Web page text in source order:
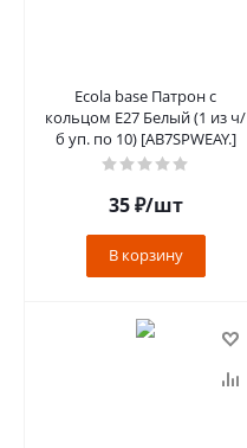
Ecola base Патрон с
кольцом E27 Белый (1 из ч/
б уп. по 10) [AB7SPWEAY.]
35₽/шт
В корзину